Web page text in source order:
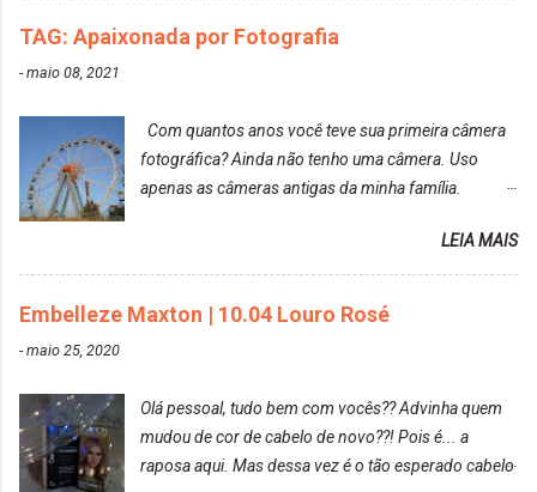
TAG: Apaixonada por Fotografia
-maio 08, 2021
Com quantos anos você teve sua primeira câmera
fotográfica? Ainda não tenho uma câmera. Uso
apenas as câmeras antigas da minha família.
diria que gosto mais de fotografar, mas comecei a
gostar bastante de ser a minha modelo. Você tem
uma boa câmera para fotografar? Ainda não tenho
uma super câmera profissional. Por enquanto, a
suas fotos? Sim. Posto aqui e pelas minhas páginas.
Tumblr, We heart it, ou instagram? Instagram. Eu
particularmente não gosto de Tumblr e nem do We
LEIA MAIS
Embelleze Maxton | 10.04 Louro Rosé
-maio 25, 2020
Olá pessoal, tudo bem com vocês?? Advinha quem
mudou de cor de cabelo de novo??! Pois é... a
raposa aqui. Mas dessa vez é o tão esperado cabelo